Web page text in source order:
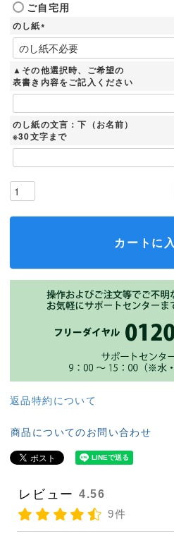
須
ご自宅用
のし紙
(
必
須
)
▲その他選択時、ご希望の
表書き内容をご記入ください
のし紙の文言：下（お名前）
※30文字まで
カートに
返品特約について
商品についてのお問い合わせ
レビュー
4.56
9件